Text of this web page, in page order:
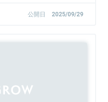
公開日 2025/09/29